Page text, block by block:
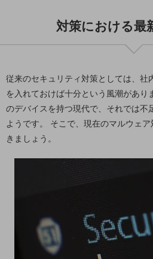
中堅中小企業のビジネスをサポート！
ネットワーク
モバイル・音声
バックオフィス
リモート・ハイブリッドワーク
その他のお悩みはこちら
小売・卸売業
対策における最
従来のセキュリティ対策としては、社
を入れておけば十分という風潮があり
のデバイスを持つ現代で、それでは不
ようです。 そこで、現在のマルウェ
きましょう。